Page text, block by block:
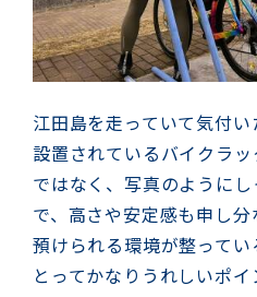
江田島を走っていて気付
設置されているバイクラ
ではなく、写真のように
で、高さや安定感も申し
預けられる環境が整って
とってかなりうれしいポイ